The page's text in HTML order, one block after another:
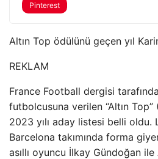
Pinterest
Altın Top ödülünü geçen yıl
REKLAM
France Football dergisi
futbolcusuna verilen “Altın
2023 yılı aday listesi belli oldu.
Barcelona takımında forma
asıllı oyuncu İlkay Gündoğan